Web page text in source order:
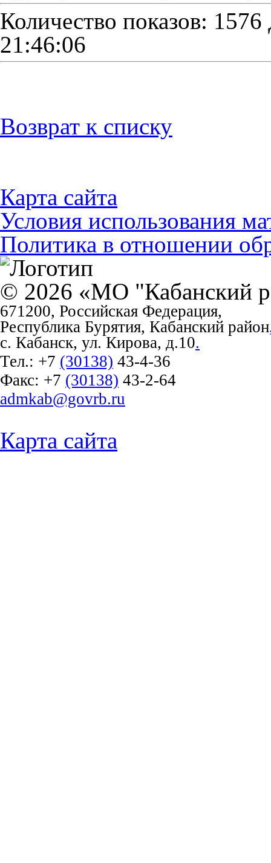
Количество показов: 1576
21:46:06
Возврат к списку
Карта сайта
Условия использования
Политика в отношении
© 2026 «МО "Кабанский
671200, Российская Федерация,
Республика Бурятия, Кабанский район
с. Кабанск, ул. Кирова, д.10.
Тел.: +7 (30138) 43-4-36
Факс: +7 (30138) 43-2-64
admkab@govrb.ru
Карта сайта